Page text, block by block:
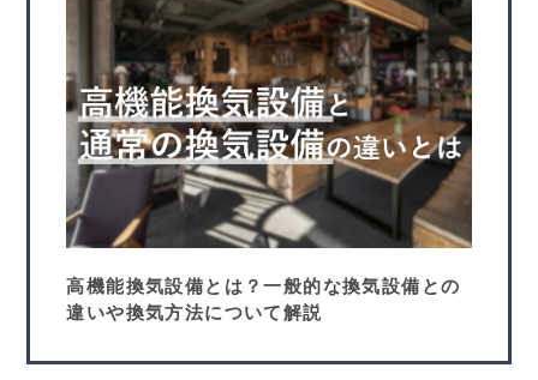
高機能換気設備とは？一般的な換気設備との
違いや換気方法について解説